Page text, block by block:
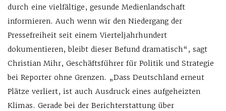
durch eine vielfältige, gesunde Medienlandschaft
informieren. Auch wenn wir den Niedergang der
Pressefreiheit seit einem Vierteljahrhundert
dokumentieren, bleibt dieser Befund dramatisch“, sagt
Christian Mihr, Geschäftsführer für Politik und Strategie
bei Reporter ohne Grenzen. „Dass Deutschland erneut
Plätze verliert, ist auch Ausdruck eines aufgeheizten
Klimas. Gerade bei der Berichterstattung über